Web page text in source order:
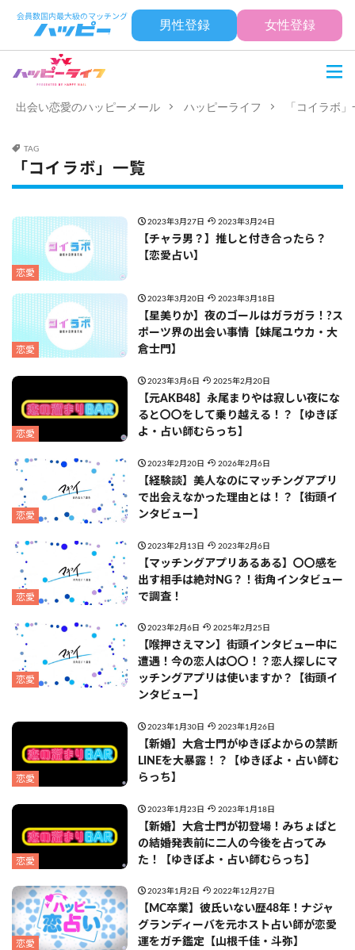
男性登録 女性登録
出会い恋愛のハッピーメール ハッピーライフ 「コイラボ
TAG
「コイラボ」一覧
恋愛
2023年3月27日 2023年3月24日
【チャラ男？】推しと付き合ったら？
【恋愛占い】
恋愛
2023年3月20日 2023年3月18日
【星美りか】夜のゴールはガラガラ！?ス
ポーツ界の出会い事情【妹尾ユウカ・大
倉士門】
恋愛
2023年3月6日 2025年2月20日
【元AKB48】永尾まりやは寂しい夜にな
ると〇〇をして乗り越える！？【ゆきぽ
よ・占い師むらっち】
恋愛
2023年2月20日 2026年2月6日
【経験談】美人なのにマッチングアプリ
で出会えなかった理由とは！？【街頭イ
ンタビュー】
恋愛
2023年2月13日 2023年2月6日
【マッチングアプリあるある】〇〇感を
出す相手は絶対NG？！街角インタビュー
で調査！
恋愛
2023年2月6日 2025年2月25日
【喉押さえマン】街頭インタビュー中に
遭遇！今の恋人は〇〇！？恋人探しにマ
ッチングアプリは使いますか？【街頭イ
ンタビュー】
恋愛
2023年1月30日 2023年1月26日
【新婚】大倉士門がゆきぽよからの禁断
LINEを大暴露！？【ゆきぽよ・占い師む
らっち】
恋愛
2023年1月23日 2023年1月18日
【新婚】大倉士門が初登場！みちょぱと
の結婚発表前に二人の今後を占ってみ
た！【ゆきぽよ・占い師むらっち】
恋愛
2023年1月2日 2022年12月27日
【MC卒業】彼氏いない歴48年！ナジャ
グランディーバを元ホスト占い師が恋愛
運をガチ鑑定【山根千佳・斗弥】